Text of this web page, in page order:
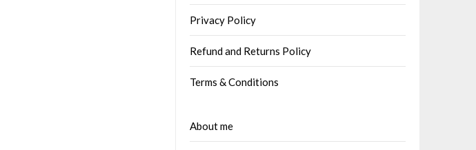
Privacy Policy
Refund and Returns Policy
Terms & Conditions
About me